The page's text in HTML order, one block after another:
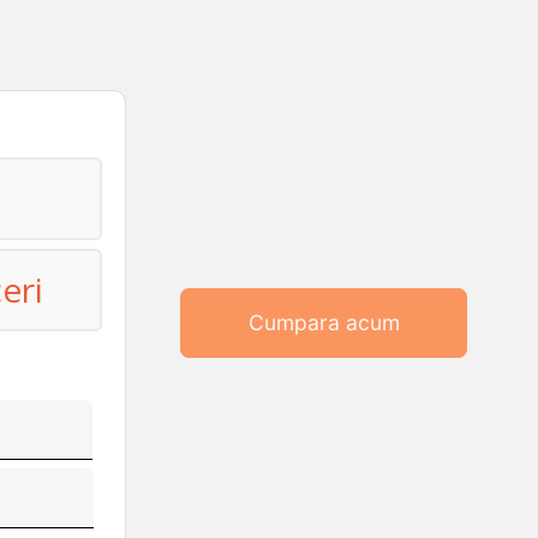
Cumpara acum